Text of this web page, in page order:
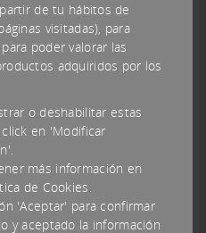
de tu hábitos de
visitadas), para
poder valorar las
adquiridos por los
o deshabilitar estas
en 'Modificar
más información en
de Cookies.
'Aceptar' para confirmar
y aceptado la información